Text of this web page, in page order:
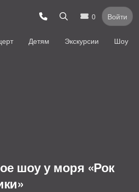
0 Войти
Детям Экскурсии Шоу
шоу у моря «Рок